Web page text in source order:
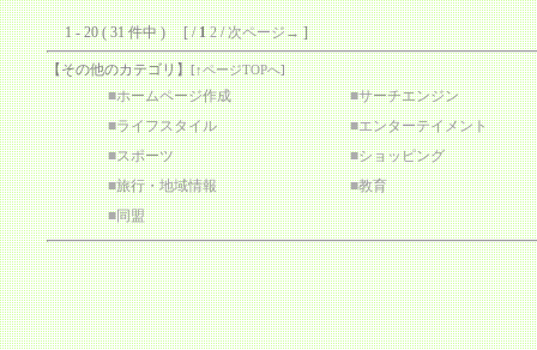
1 - 20 ( 31 件中 ) [ /1 2/次ページ→]
【その他のカテゴリ】[↑ページTOPへ]
■ホームページ作成 ■サーチエンジン
■ライフスタイル ■エンターテイメント
■スポーツ ■ショッピング
■旅行・地域情報 ■教育
■同盟